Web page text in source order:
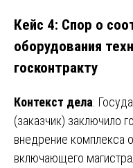
Кейс 4: Спор о
оборудования
госконтракту
Контекст дела:
(заказчик) заключило
внедрение комплекса
включающего